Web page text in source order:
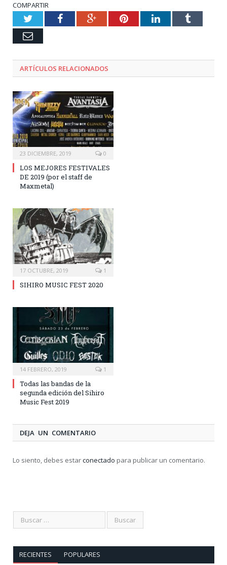
COMPARTIR
TwitterFacebookGoogle+PinterestLinkedInTumblr
Email
ARTÍCULOS RELACIONADOS
23 DICIEMBRE, 2019 0
LOS MEJORES FESTIVALES
DE 2019 (por el staff de
Maxmetal)
17 OCTUBRE, 2019 1
SIHIRO MUSIC FEST 2020
14 FEBRERO, 2019 1
Todas las bandas de la
segunda edición del Sihiro
Music Fest 2019
DEJA UN COMENTARIO
Lo siento, debes estarconectado para publicar un comentario.
RECIENTES POPULARES